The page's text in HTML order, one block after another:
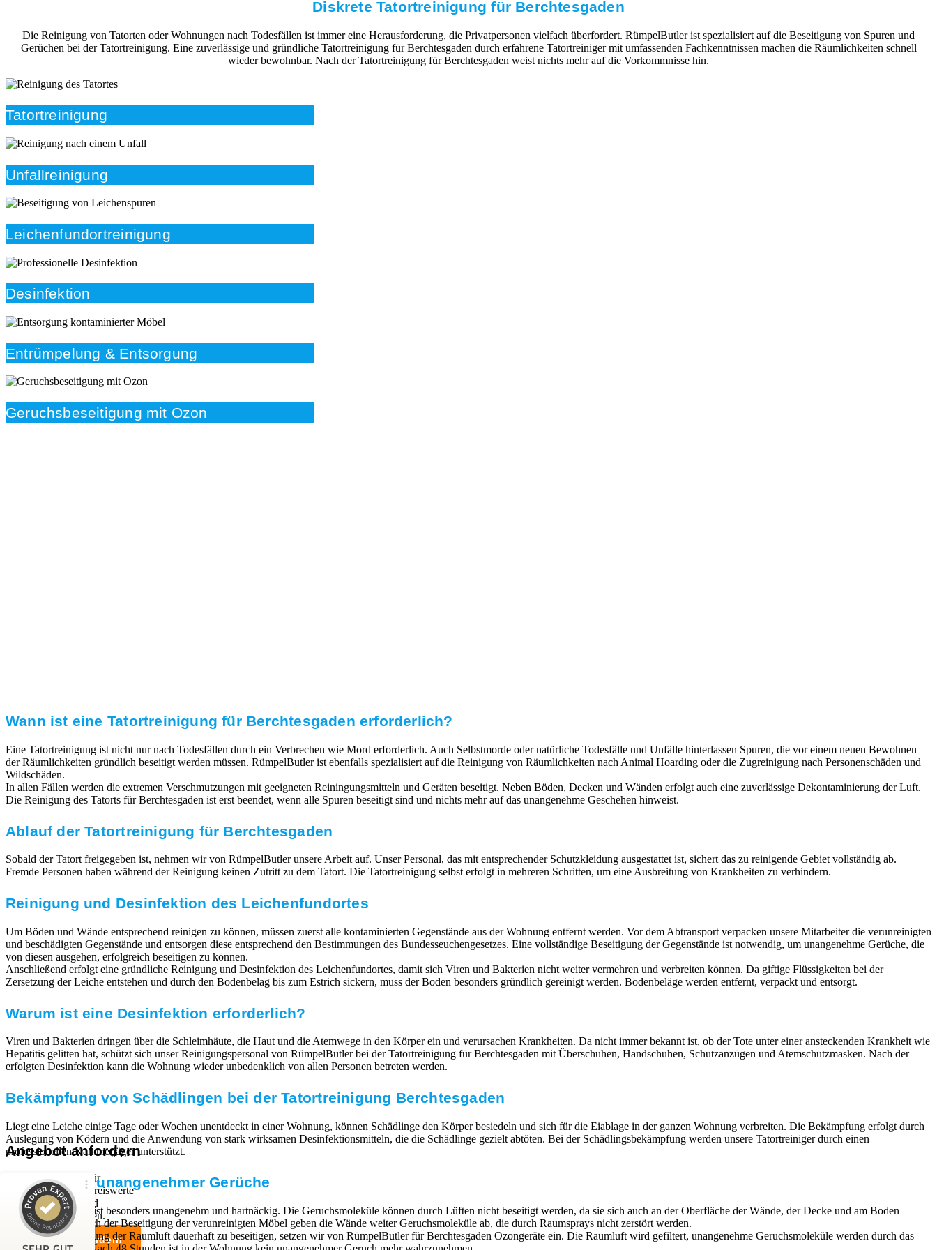
Diskrete Tatortreinigung für Berchtesgaden
Die Reinigung von Tatorten oder Wohnungen nach Todesfällen ist immer eine Herausforderung, die Privatpersonen vielfach überfordert. RümpelButler ist spezialisiert auf die Beseitigung von Spuren und
Gerüchen bei der Tatortreinigung. Eine zuverlässige und gründliche Tatortreinigung für Berchtesgaden durch erfahrene Tatortreiniger mit umfassenden Fachkenntnissen machen die Räumlichkeiten schnell
wieder bewohnbar. Nach der Tatortreinigung für Berchtesgaden weist nichts mehr auf die Vorkommnisse hin.
Tatortreinigung
Unfallreinigung
Leichenfundortreinigung
Desinfektion
Entrümpelung & Entsorgung
Geruchsbeseitigung mit Ozon
Wann ist eine Tatortreinigung für Berchtesgaden erforderlich?
Eine Tatortreinigung ist nicht nur nach Todesfällen durch ein Verbrechen wie Mord erforderlich. Auch Selbstmorde oder natürliche Todesfälle und Unfälle hinterlassen Spuren, die vor einem neuen Bewohnen
der Räumlichkeiten gründlich beseitigt werden müssen. RümpelButler ist ebenfalls spezialisiert auf die Reinigung von Räumlichkeiten nach Animal Hoarding oder die Zugreinigung nach Personenschäden und
Wildschäden.
In allen Fällen werden die extremen Verschmutzungen mit geeigneten Reiningungsmitteln und Geräten beseitigt. Neben Böden, Decken und Wänden erfolgt auch eine zuverlässige Dekontaminierung der Luft.
Die Reinigung des Tatorts für Berchtesgaden ist erst beendet, wenn alle Spuren beseitigt sind und nichts mehr auf das unangenehme Geschehen hinweist.
Ablauf der Tatortreinigung für Berchtesgaden
Sobald der Tatort freigegeben ist, nehmen wir von RümpelButler unsere Arbeit auf. Unser Personal, das mit entsprechender Schutzkleidung ausgestattet ist, sichert das zu reinigende Gebiet vollständig ab.
Fremde Personen haben während der Reinigung keinen Zutritt zu dem Tatort. Die Tatortreinigung selbst erfolgt in mehreren Schritten, um eine Ausbreitung von Krankheiten zu verhindern.
Reinigung und Desinfektion des Leichenfundortes
Um Böden und Wände entsprechend reinigen zu können, müssen zuerst alle kontaminierten Gegenstände aus der Wohnung entfernt werden. Vor dem Abtransport verpacken unsere Mitarbeiter die verunreinigten
und beschädigten Gegenstände und entsorgen diese entsprechend den Bestimmungen des Bundesseuchengesetzes. Eine vollständige Beseitigung der Gegenstände ist notwendig, um unangenehme Gerüche, die
von diesen ausgehen, erfolgreich beseitigen zu können.
Anschließend erfolgt eine gründliche Reinigung und Desinfektion des Leichenfundortes, damit sich Viren und Bakterien nicht weiter vermehren und verbreiten können. Da giftige Flüssigkeiten bei der
Zersetzung der Leiche entstehen und durch den Bodenbelag bis zum Estrich sickern, muss der Boden besonders gründlich gereinigt werden. Bodenbeläge werden entfernt, verpackt und entsorgt.
Warum ist eine Desinfektion erforderlich?
Viren und Bakterien dringen über die Schleimhäute, die Haut und die Atemwege in den Körper ein und verursachen Krankheiten. Da nicht immer bekannt ist, ob der Tote unter einer ansteckenden Krankheit wie
Hepatitis gelitten hat, schützt sich unser Reinigungspersonal von RümpelButler bei der Tatortreinigung für Berchtesgaden mit Überschuhen, Handschuhen, Schutzanzügen und Atemschutzmasken. Nach der
erfolgten Desinfektion kann die Wohnung wieder unbedenklich von allen Personen betreten werden.
Bekämpfung von Schädlingen bei der Tatortreinigung Berchtesgaden
Liegt eine Leiche einige Tage oder Wochen unentdeckt in einer Wohnung, können Schädlinge den Körper besiedeln und sich für die Eiablage in der ganzen Wohnung verbreiten. Die Bekämpfung erfolgt durch
Auslegung von Ködern und die Anwendung von stark wirksamen Desinfektionsmitteln, die die Schädlinge gezielt abtöten. Bei der Schädlingsbekämpfung werden unsere Tatortreiniger durch einen
professionellen Kammerjäger unterstützt.
Beseitigung unangenehmer Gerüche
Der Leichengeruch ist besonders unangenehm und hartnäckig. Die Geruchsmoleküle können durch Lüften nicht beseitigt werden, da sie sich auch an der Oberfläche der Wände, der Decke und am Boden
festsetzen. Auch nach der Beseitigung der verunreinigten Möbel geben die Wände weiter Geruchsmoleküle ab, die durch Raumsprays nicht zerstört werden.
Um die Verunreinigung der Raumluft dauerhaft zu beseitigen, setzen wir von RümpelButler für Berchtesgaden Ozongeräte ein. Die Raumluft wird gefiltert, unangenehme Geruchsmoleküle werden durch das
Angebot anfordern
Wir sind Experten für
professionelle und preiswerte
Entrümpelungen und
Haushaltsauflösungen.
Angebot anfordern
Kundenbewertungen und Erfahrungen zu
RümpelButler